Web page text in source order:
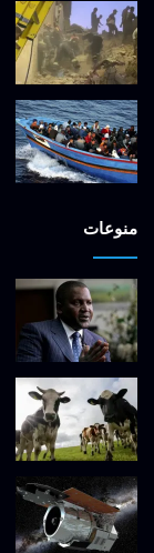
منوعات